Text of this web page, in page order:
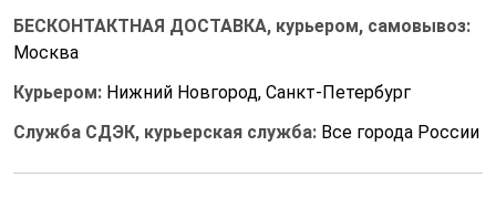
БЕСКОНТАКТНАЯ ДОСТАВКА, курьером, самовывоз:
Москва
Курьером: Нижний Новгород, Санкт-Петербург
Служба СДЭК, курьерская служба: Все города России